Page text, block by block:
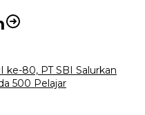
ke-80, PT SBI Salurkan
500 Pelajar